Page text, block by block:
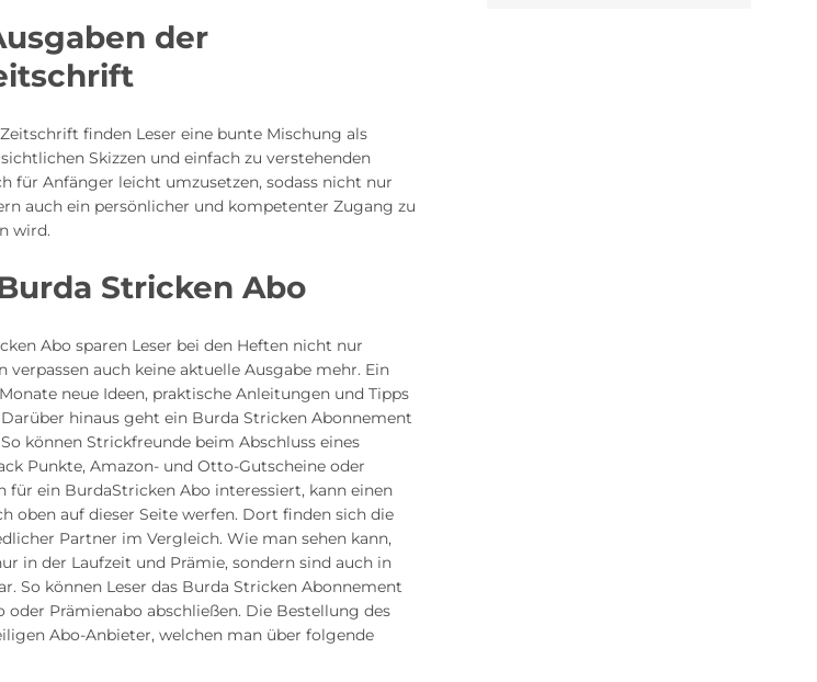
der
finden Leser eine bunte Mischung als
Skizzen und einfach zu verstehenden
für Anfänger leicht umzusetzen, sodass nicht nur
auch ein persönlicher und kompetenter Zugang zu
wird.
Stricken Abo
Abo sparen Leser bei den Heften nicht nur
auch keine aktuelle Ausgabe mehr. Ein
neue Ideen, praktische Anleitungen und Tipps
hinaus geht ein Burda Stricken Abonnement
können Strickfreunde beim Abschluss eines
Punkte, Amazon- und Otto-Gutscheine oder
für ein BurdaStricken Abo interessiert, kann einen
oben auf dieser Seite werfen. Dort finden sich die
Partner im Vergleich. Wie man sehen kann,
in der Laufzeit und Prämie, sondern sind auch in
So können Leser das Burda Stricken Abonnement
oder Prämienabo abschließen. Die Bestellung des
Abo-Anbieter, welchen man über folgende